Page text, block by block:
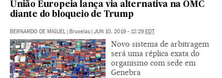
União Europeia lança via alternativa na OMC
diante do bloqueio de Trump
BERNARDO DE MIGUEL Bruxelas JUN 10, 2019 - 12:29 EDT
Novo sistema de arbitragem
será uma réplica exata do
organismo com sede em
Genebra